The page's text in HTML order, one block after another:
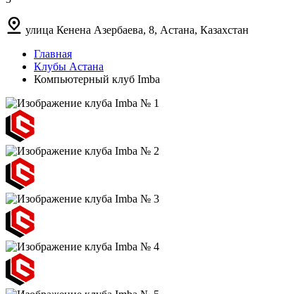
улица Кенена Азербаева, 8, Астана, Казахстан
Главная
Клубы Астана
Компьютерный клуб Imba